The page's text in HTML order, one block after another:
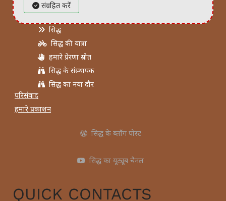
संग्रहित करें
सिद्ध
सिद्ध की यात्रा
हमारे प्रेरणा स्रोत
सिद्ध के संस्थापक
सिद्ध का नया दौर
परिसंवाद
हमारे प्रकाशन
सिद्ध के ब्लॉग पोस्ट
सिद्ध का यूट्यूब चैनल
QUICK CONTACTS